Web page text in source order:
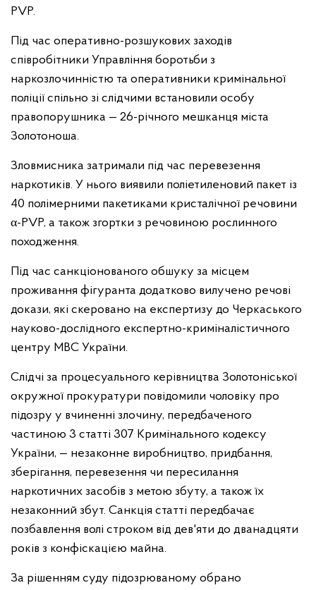
PVP.
Під час оперативно-розшукових заходів
співробітники Управління боротьби з
наркозлочинністю та оперативники кримінальної
поліції спільно зі слідчими встановили особу
правопорушника — 26-річного мешканця міста
Золотоноша.
Зловмисника затримали під час перевезення
наркотиків. У нього виявили поліетиленовий пакет із
40 полімерними пакетиками кристалічної речовини
α-PVP, а також згортки з речовиною рослинного
походження.
Під час санкціонованого обшуку за місцем
проживання фігуранта додатково вилучено речові
докази, які скеровано на експертизу до Черкаського
науково-дослідного експертно-криміналістичного
центру МВС України.
Слідчі за процесуального керівництва Золотоніської
окружної прокуратури повідомили чоловіку про
підозру у вчиненні злочину, передбаченого
частиною 3 статті 307 Кримінального кодексу
України, — незаконне виробництво, придбання,
зберігання, перевезення чи пересилання
наркотичних засобів з метою збуту, а також їх
незаконний збут. Санкція статті передбачає
позбавлення волі строком від дев'яти до дванадцяти
років з конфіскацією майна.
За рішенням суду підозрюваному обрано